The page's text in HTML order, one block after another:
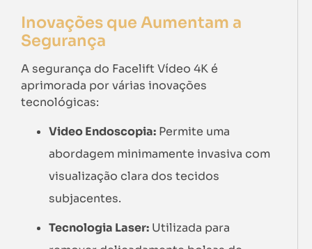
Inovações que Aumentam a
Segurança
A segurança do Facelift Vídeo 4K é
aprimorada por várias inovações
tecnológicas:
Video Endoscopia: Permite uma
abordagem minimamente invasiva com
visualização clara dos tecidos
subjacentes.
Tecnologia Laser: Utilizada para